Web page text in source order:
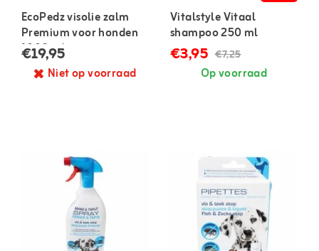
EcoPedz visolie zalm
Premium voor honden
1000 ml
€19,95
Niet op voorraad
Vitalstyle Vitaal
shampoo 250 ml
€3,95 €7,25
Op voorraad